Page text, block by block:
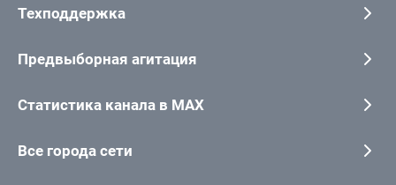
Техподдержка
Предвыборная агитация
Статистика канала в MAX
Все города сети